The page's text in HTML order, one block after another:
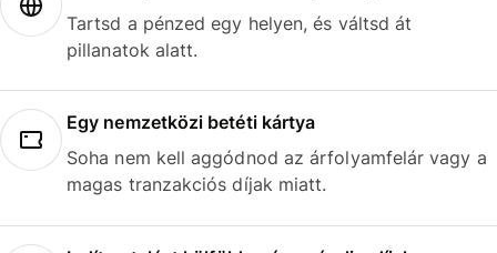
Tartsd a pénzed egy helyen, és váltsd át
pillanatok alatt.
Egy nemzetközi betéti kártya
Soha nem kell aggódnod az árfolyamfelár vagy a
magas tranzakciós díjak miatt.